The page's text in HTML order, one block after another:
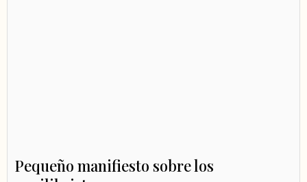
Pequeño manifiesto sobre los